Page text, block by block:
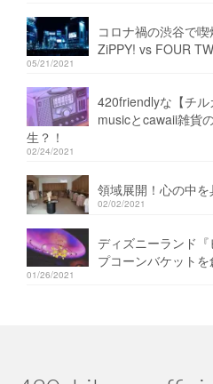
コロナ禍の渋谷で
ZiPPY! vs FOUR
05/21/2021
420friendlyな【チ
musicとcawaii雑貨
生？！
02/24/2021
領域展開！心の中
02/02/2021
ディズニーランド
プコーンバケット
01/26/2021